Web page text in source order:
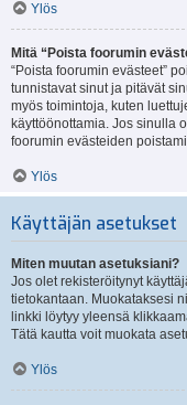
Ylös
Mitä “Poista foorumin
“Poista foorumin evästeet”
tunnistavat sinut ja pitävät
myös toimintoja, kuten
käyttöönottamia. Jos sinulla
foorumin evästeiden
Ylös
Käyttäjän asetukset
Miten muutan asetuksiani?
Jos olet rekisteröitynyt
tietokantaan. Muokataksesi
linkki löytyy yleensä
Tätä kautta voit muokata
Ylös